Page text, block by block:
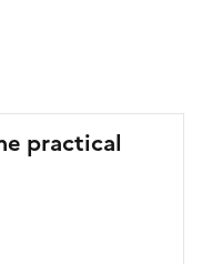
practical